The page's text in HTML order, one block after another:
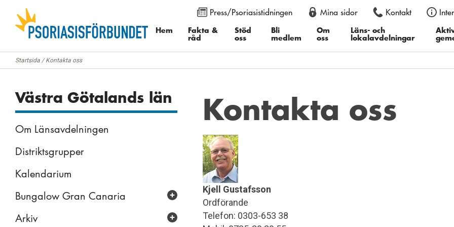
Använd knapparna för att ändra textstorleken på sidan. Du kan också justera storleken permanent i din webbläsare, genom
menyalternativet ”Visa”. I Internet Explorer och Firefox väljer du därefter ”Textstorlek”, i Google Chrome ”Zooma in” eller
”Zoomfaktor”.
Press/Psoriasistidningen Mina sidor Kontakt
Hem
Fakta &
råd
Stöd
oss
Bli
medlem
Om
oss
Läns- och
lokalavdelningar
Startsida /Kontakta oss
Västra Götalands län
Om Länsavdelningen
Distriktsgrupper
Kalendarium
Bungalow Gran Canaria
Bilder
Arkiv
Kontakta oss
Kjell Gustafsson
Ordförande
Telefon: 0303-653 38